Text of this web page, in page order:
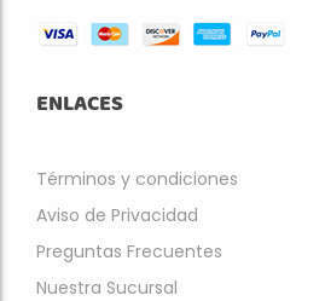
ENLACES
Términos y condiciones
Aviso de Privacidad
Preguntas Frecuentes
Nuestra Sucursal